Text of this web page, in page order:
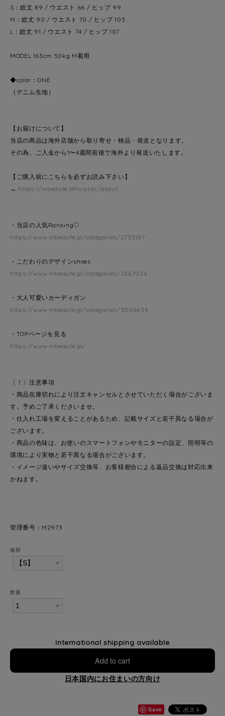
S：総丈 89 / ウエスト 66 / ヒップ 99
M：総丈 90 / ウエスト 70 / ヒップ 103
L：総丈 91 / ウエスト 74 / ヒップ 107
MODEL 163cm 50kg M着用
◆color：ONE
（デニム生地）
【お届けについて】
当店の商品は海外店舗から取り寄せ・検品・発送となります。
その為、ご入金から1〜4週間前後で海外より発送いたします。
【ご購入前にこちらを必ずお読み下さい】
→ https://mbeaute.official.ec/about
・当店の人気Ranking♡
https://www.mbeaute.jp/categories/2735187
・こだわりのデザインshoes
https://www.mbeaute.jp/categories/2667024
・大人可愛いカーディガン
https://www.mbeaute.jp/categories/3006634
・TOPページを見る
https://www.mbeaute.jp/
〔！〕注意事項
・商品在庫切れにより注文キャンセルとさせていただく場合がございま
す。予めご了承くださいませ。
・仕入れ工場を変えることがあるため、記載サイズと若干異なる場合が
ございます。
・商品の色味は、お使いのスマートフォンやモニターの設定、照明等の
環境により実物と若干異なる場合がございます。
・イメージ違いやサイズ交換等、お客様都合による返品交換は対応出来
かねます。
管理番号：M2973
種類
数量
International shipping available
Add to cart
日本国内にお住まいの方向け
Save